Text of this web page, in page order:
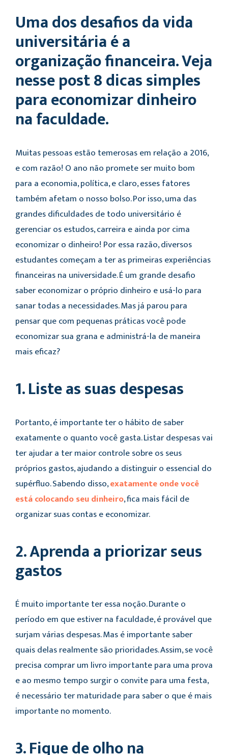
Uma dos desafios da vida
universitária é a
organização financeira. Veja
nesse post 8 dicas simples
para economizar dinheiro
na faculdade.
Muitas pessoas estão temerosas em relação a 2016,
e com razão! O ano não promete ser muito bom
para a economia, política, e claro, esses fatores
também afetam o nosso bolso. Por isso, uma das
grandes dificuldades de todo universitário é
gerenciar os estudos, carreira e ainda por cima
economizar o dinheiro! Por essa razão, diversos
estudantes começam a ter as primeiras experiências
financeiras na universidade. É um grande desafio
saber economizar o próprio dinheiro e usá-lo para
sanar todas a necessidades. Mas já parou para
pensar que com pequenas práticas você pode
economizar sua grana e administrá-la de maneira
mais eficaz?
1. Liste as suas despesas
Portanto, é importante ter o hábito de saber
exatamente o quanto você gasta. Listar despesas vai
ter ajudar a ter maior controle sobre os seus
próprios gastos, ajudando a distinguir o essencial do
supérfluo. Sabendo disso,exatamente onde você
está colocando seu dinheiro, fica mais fácil de
organizar suas contas e economizar.
2. Aprenda a priorizar seus
gastos
É muito importante ter essa noção. Durante o
período em que estiver na faculdade, é provável que
surjam várias despesas. Mas é importante saber
quais delas realmente são prioridades. Assim, se você
precisa comprar um livro importante para uma prova
e ao mesmo tempo surgir o convite para uma festa,
é necessário ter maturidade para saber o que é mais
importante no momento.
3. Fique de olho na